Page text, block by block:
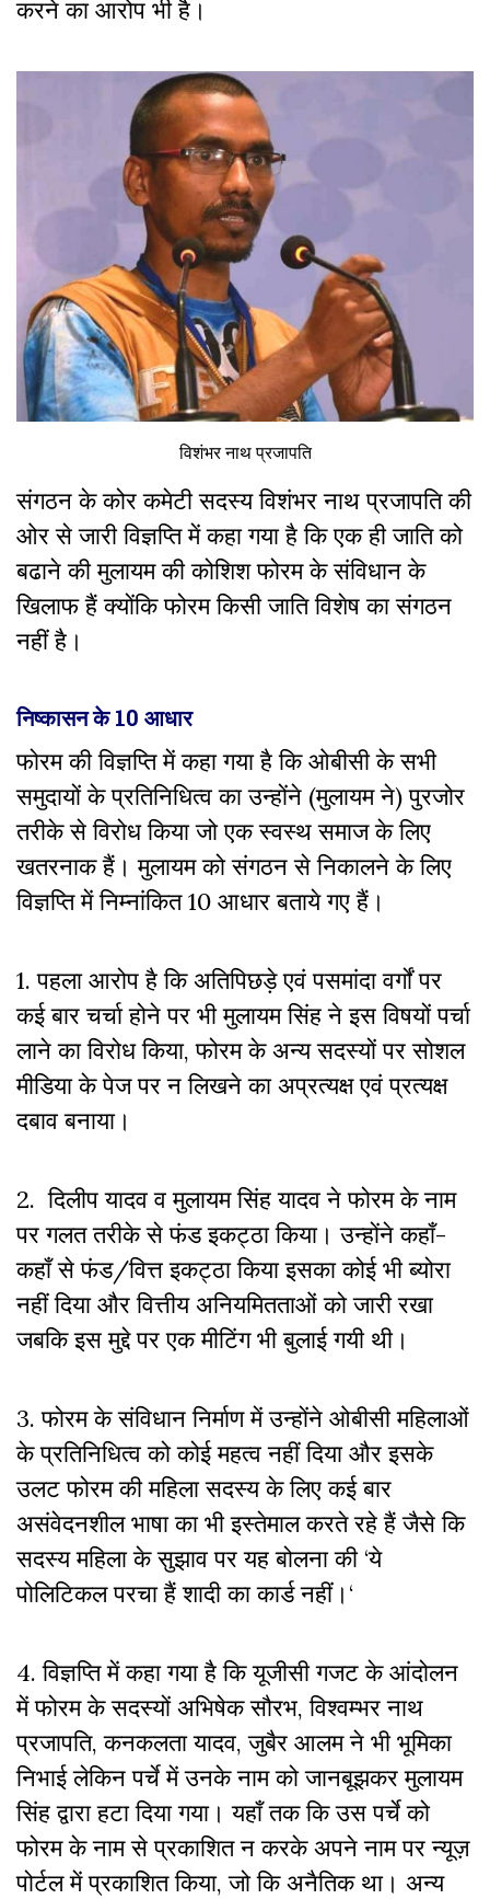
करने का आरोप भी है।
विशंभर नाथ प्रजापति
संगठन के कोर कमेटी सदस्य विशंभर नाथ प्रजापति की
ओर से जारी विज्ञप्ति में कहा गया है किएक ही जाति को
बढाने की मुलायम की कोशिश फोरम के संविधान के
खिलाफ हैं क्योंकि फोरम किसी जाति विशेष का संगठन
नहीं है।
निष्कासन के 10 आधार
फोरम की विज्ञप्ति में कहा गया है कि ओबीसी के सभी
समुदायों के प्रतिनिधित्व का उन्होंने (मुलायम ने) पुरजोर
तरीके से विरोध किया जो एक स्वस्थ समाज के लिए
खतरनाक हैं। मुलायम को संगठन से निकालने के लिए
विज्ञप्ति में निम्नांकित 10 आधार बताये गए हैं।
1. पहला आरोप है कि अतिपिछड़े एवं पसमांदा वर्गों पर
कई बार चर्चा होने पर भी मुलायम सिंह ने इस विषयों पर्चा
लाने का विरोध किया,फोरम के अन्य सदस्यों पर सोशल
मीडिया के पेज पर न लिखने का अप्रत्यक्ष एवं प्रत्यक्ष
दबाव बनाया।
2. दिलीप यादव व मुलायम सिंह यादव ने फोरम के नाम
पर गलत तरीके से फंड इकट्ठा किया। उन्होंने कहाँ-
कहाँ से फंड/वित्त इकट्ठा किया इसका कोई भी ब्योरा
नहीं दिया और वित्तीय अनियमितताओं को जारी रखा
जबकि इस मुद्दे पर एक मीटिंग भी बुलाई गयी थी।
3. फोरम के संविधान निर्माण में उन्होंने ओबीसी महिलाओं
के प्रतिनिधित्व को कोई महत्व नहीं दिया और इसके
उलट फोरम की महिला सदस्य के लिए कई बार
असंवेदनशील भाषा का भी इस्तेमाल करते रहे हैं जैसे कि
सदस्य महिला के सुझाव पर यह बोलना की ‘ये
पोलिटिकल परचा हैं शादी का कार्ड नहीं। ‘
4. विज्ञप्ति में कहा गया है कियूजीसी गजट के आंदोलन
में फोरम के सदस्यों अभिषेक सौरभ,विश्वम्भर नाथ
प्रजापति,कनकलता यादव,जुबैर आलम ने भी भूमिका
निभाई लेकिन पर्चे में उनके नाम को जानबूझकर मुलायम
सिंह द्वारा हटा दिया गया। यहाँ तक कि उस पर्चे को
फोरम के नाम से प्रकाशित न करके अपने नाम पर न्यूज़
पोर्टल में प्रकाशित किया, जो कि अनैतिक था। अन्य